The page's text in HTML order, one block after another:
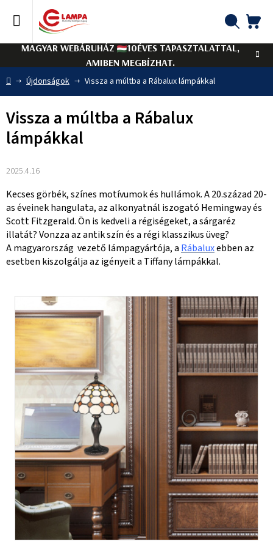
tartalomhoz
MAGYAR WEBÁRUHÁZ
10ÉVES TAPASZTALATTAL,
AMIBEN MEGBÍZHAT.
Kezdőlap
Újdonságok Vissza a múltba a Rábalux lámpákkal
Vissza a múltba a Rábalux
lámpákkal
2025.4.16
Kecses görbék, színes motívumok és hullámok. A 20.század 20-
as éveinek hangulata, az alkonyatnál iszogató Hemingway és
Scott Fitzgerald. Ön is kedveli a régiségeket, a sárgaréz
illatát? Vonzza az antik szín és a régi klasszikus üveg?
A magyarország vezető lámpagyártója, a Rábaluxebben az
esetben kiszolgálja az igényeit a Tiffany lámpákkal.